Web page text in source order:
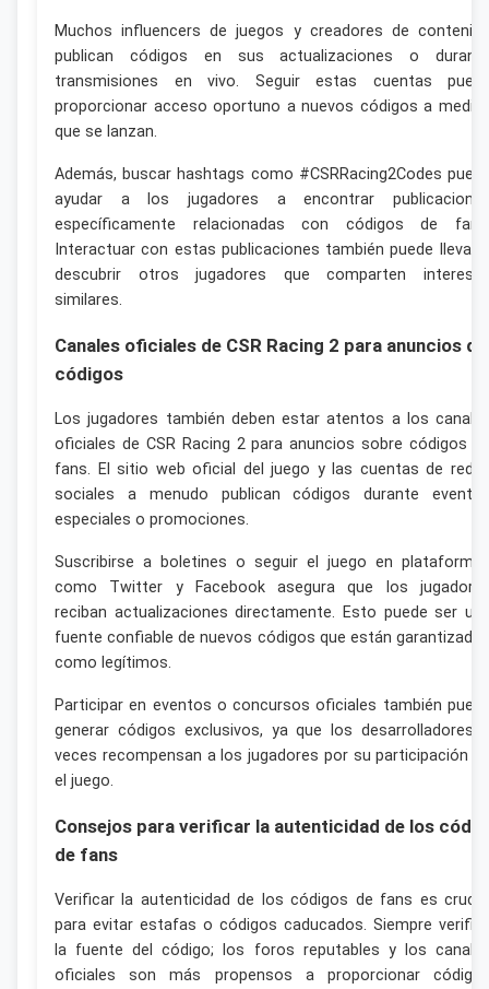
Muchos influencers de juegos y creadores de
publican códigos en sus actualizaciones o
transmisiones en vivo. Seguir estas cuentas
proporcionar acceso oportuno a nuevos códigos a
que se lanzan.
Además, buscar hashtags como #CSRRacing2Codes
ayudar a los jugadores a encontrar
específicamente relacionadas con códigos de
Interactuar con estas publicaciones también puede llevar
descubrir otros jugadores que comparten
similares.
Canales oficiales de CSR Racing 2 para anuncios de
códigos
Los jugadores también deben estar atentos a los
oficiales de CSR Racing 2 para anuncios sobre códigos
fans. El sitio web oficial del juego y las cuentas de
sociales a menudo publican códigos durante
especiales o promociones.
Suscribirse a boletines o seguir el juego en
como Twitter y Facebook asegura que los
reciban actualizaciones directamente. Esto puede ser
fuente confiable de nuevos códigos que están
como legítimos.
Participar en eventos o concursos oficiales también
generar códigos exclusivos, ya que los desarrolladores
veces recompensan a los jugadores por su participación
el juego.
Consejos para verificar la autenticidad de los
de fans
Verificar la autenticidad de los códigos de fans es
para evitar estafas o códigos caducados. Siempre
la fuente del código; los foros reputables y los
oficiales son más propensos a proporcionar